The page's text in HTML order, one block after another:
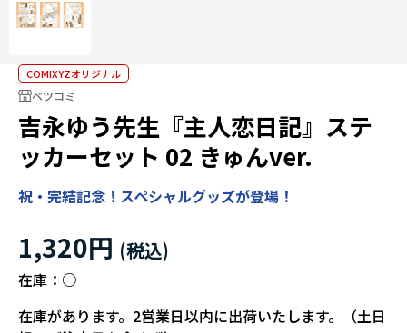
COMIXYZオリジナル
ベツコミ
吉永ゆう先生『主人恋日記』ステ
ッカーセット 02 きゅんver.
祝・完結記念！スペシャルグッズが登場！
1,320円
在庫： ○
在庫があります。2営業日以内に出荷いたします。（土日